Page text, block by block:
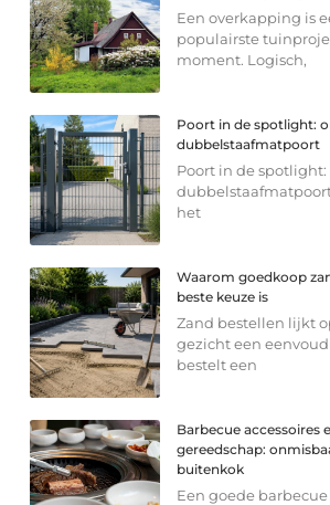
Een overkapping is
populairste
moment. Logisch,
Poort in de spotlight:
dubbelstaafmatpoort
Poort in de
het
Waarom goedkoop
beste keuze is
Zand bestellen lijkt
gezicht een
bestelt een
Barbecue accessoires
gereedschap:
buitenkok
Een goede